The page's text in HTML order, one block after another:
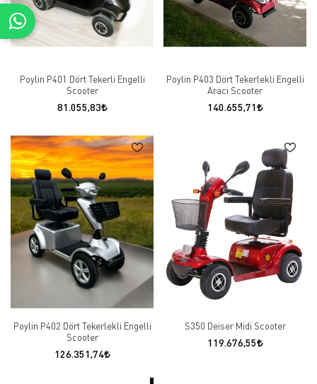
Poylin P401 Dört Tekerli Engelli
Scooter
81.055,83
Poylin P403 Dört Tekerlekli Engelli
Aracı Scooter
140.655,71
Poylin P402 Dört Tekerlekli Engelli
Scooter
126.351,74
S350 Deiser Midi Scooter
119.676,55